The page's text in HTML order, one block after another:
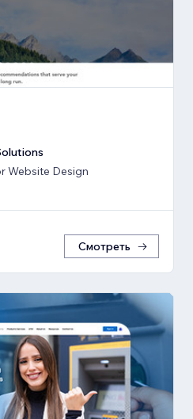
Website Design
Смотреть